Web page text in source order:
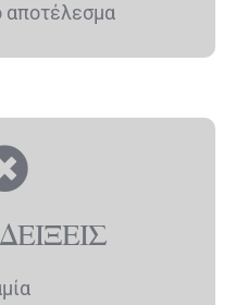
αποτέλεσμα